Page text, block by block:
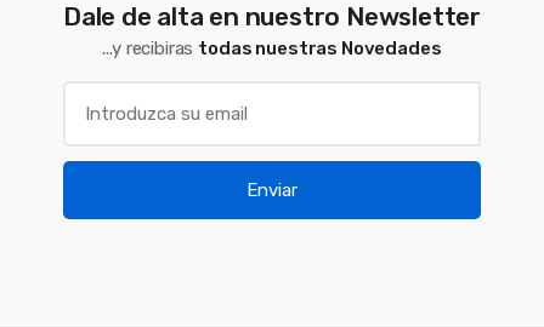
Dale de alta en nuestro Newsletter
...y recibiras todas nuestras Novedades
Enviar